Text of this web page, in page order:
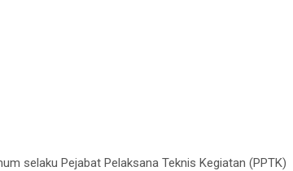
selaku Pejabat Pelaksana Teknis Kegiatan (PPTK)